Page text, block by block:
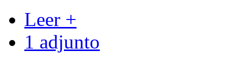
Leer +
1 adjunto